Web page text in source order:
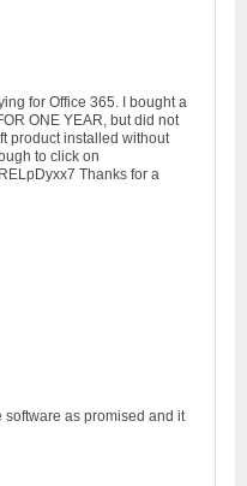
for Office 365. I bought a
ONE YEAR, but did not
product installed without
to click on
Thanks for a
as promised and it